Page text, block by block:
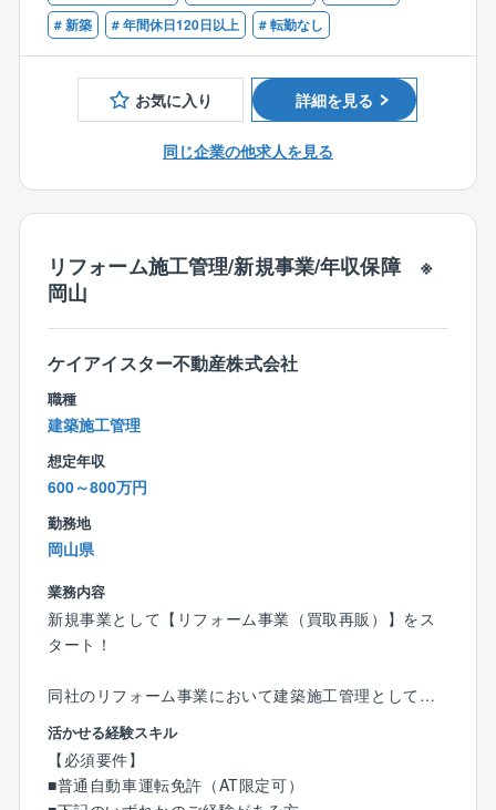
≪商品ラインアップ≫
■ローコストで自由設計が可能な自由設計住宅シリーズ
■100種類以上の間取りや外観から選べる企画住宅シリ
る正直な会社です。
また、フル装備の住宅や高気密・高断熱・オール電化
の標準仕様、さらには独自に開発した耐震・制震機能
を備えた「SKダンパー」を採用しており、より安心の
◆依頼主は地域に住むファミリー層や、建て替え希望
のシニア層など
◆各現場への確認・訪問回数は1日2～3件
◆訪問先は車で1時間圏内
◆並行して進める案件は6件程度
◆注文住宅と規格住宅の割合は7：3
【働きやすい環境】
◆”残業はしない”方針
も施工状況を確認。
また、着工前の打合せは営業と分業しているため残
◆インセンティブで頑張りを還元
賞与やインセンティブがモチベーションに！
頑張りをきちんと評価する体制があります◎
・1級建築施工管理をお持ちの方
# 新築
# 年間休日120日以上 # 転勤なし
お気に入り 詳細を見る
同じ企業の他求人を見る
リフォーム施工管理/新規事業/年収保障 ※
岡山
ケイアイスター不動産株式会社
職種
建築施工管理
想定年収
600～800万円
勤務地
岡山県
業務内容
新規事業として【リフォーム事業（買取再販）】をス
タート！
同社のリフォーム事業において建築施工管理として、
戸建て住宅のリフォームを中心とした工事を担当しま
す。
→現場監督・図面管理・進捗管理・予算管理・業務改
善等の一連の業務を行って頂きます。
活かせる経験スキル
【必須要件】
■普通自動車運転免許（AT限定可）